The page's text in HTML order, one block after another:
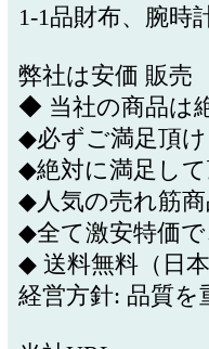
1-1品財布、腕時
弊社は安価 販売
◆ 当社の商品は
◆必ずご満足頂
◆絶対に満足し
◆人気の売れ筋
◆全て激安特価で
◆ 送料無料（日
経営方針: 品質を